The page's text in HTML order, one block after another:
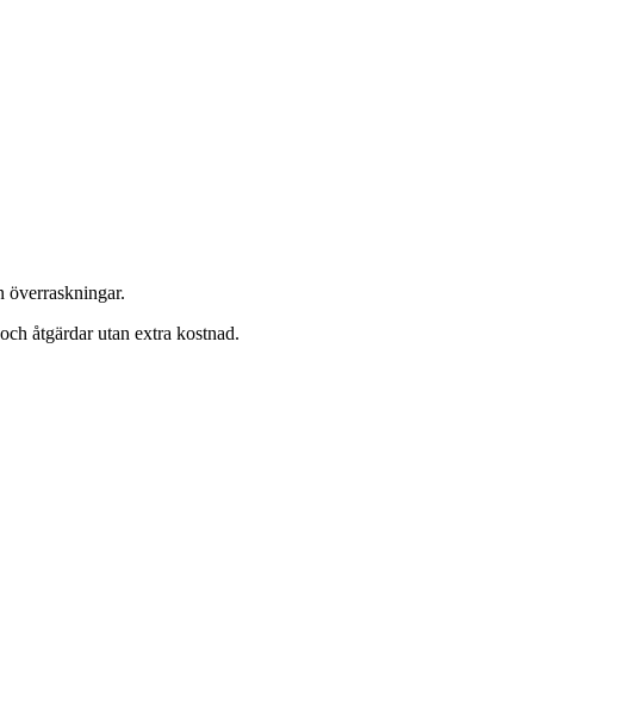
överraskningar.
åtgärdar utan extra kostnad.